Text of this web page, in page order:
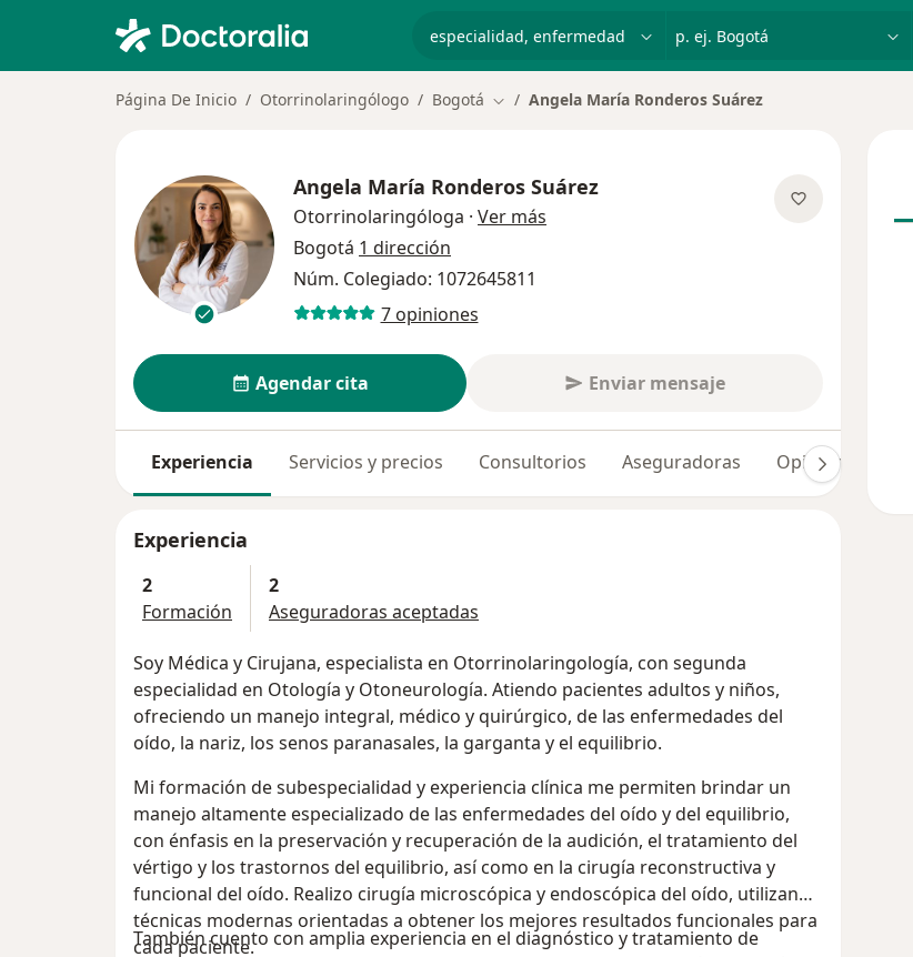
p. ej. Bogotá
Página De Inicio Otorrinolaringólogo Bogotá Cambiar de ciudad
Angela María Ronderos Suárez
Angela María Ronderos Suárez
Otorrinolaringóloga · Ver más
Bogotá 1 dirección
Núm. Colegiado: 1072645811
7 opiniones
Agendar cita Enviar mensaje
Experiencia Servicios y precios Consultorios Aseguradoras Opiniones (7)
Experiencia
2
Formación
2
Aseguradoras aceptadas
Soy Médica y Cirujana, especialista en Otorrinolaringología, con segunda
especialidad en Otología y Otoneurología. Atiendo pacientes adultos y niños,
ofreciendo un manejo integral, médico y quirúrgico, de las enfermedades del
oído, la nariz, los senos paranasales, la garganta y el equilibrio.
Mi formación de subespecialidad y experiencia clínica me permiten brindar un
manejo altamente especializado de las enfermedades del oído y del equilibrio,
con énfasis en la preservación y recuperación de la audición, el tratamiento del
vértigo y los trastornos del equilibrio, así como en la cirugía reconstructiva y
funcional del oído. Realizo cirugía microscópica y endoscópica del oído, utilizando
técnicas modernas orientadas a obtener los mejores resultados funcionales para
cada paciente.
También cuento con amplia experiencia en el diagnóstico y tratamiento de